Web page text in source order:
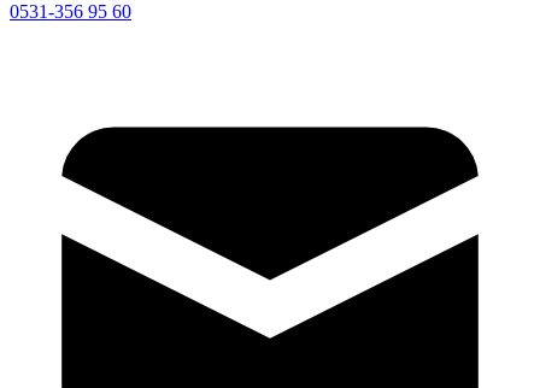
0531-356 95 60